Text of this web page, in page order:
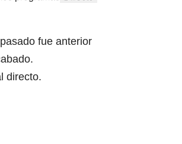
fue anterior
directo.